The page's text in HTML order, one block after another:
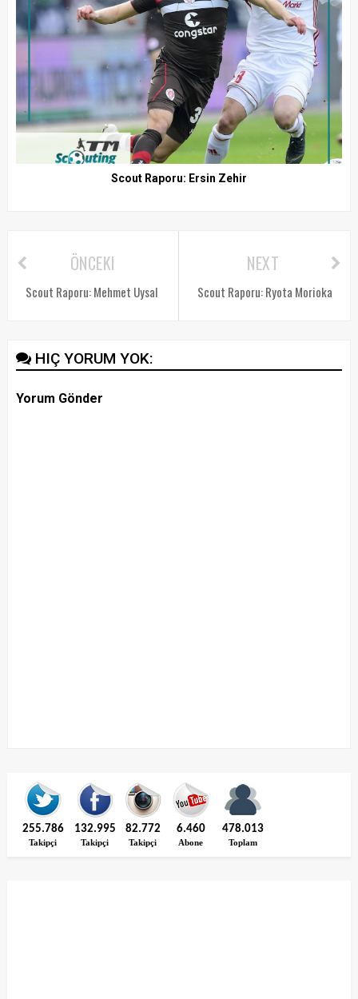
Scout Raporu: Ersin Zehir
NEXT
Scout Raporu: Ryota Morioka
ÖNCEKI
Scout Raporu: Mehmet Uysal
HIÇ YORUM YOK:
Yorum Gönder
255.786
Takipçi
132.995
Takipçi
82.772
Takipçi
6.460
Abone
478.013
Toplam